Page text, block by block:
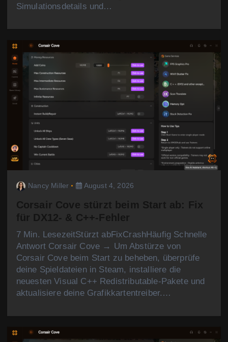
Simulationsdetails und…
Nancy Miller August 4, 2026
Corsair Cove stürzt beim Start ab: Fix
für DX12- & C++-Fehler
7 Min. LesezeitStürzt abFixCrashHäufig Schnelle
Antwort Corsair Cove → Um Abstürze von
Corsair Cove beim Start zu beheben, überprüfe
deine Spieldateien in Steam, installiere die
neuesten Visual C++ Redistributable-Pakete und
aktualisiere deine Grafikkartentreiber.…